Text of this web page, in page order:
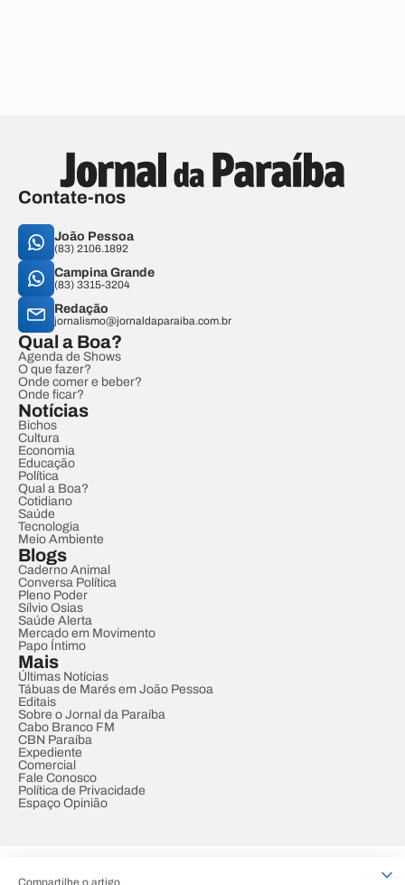
Compartilhe o artigo
Contate-nos
João Pessoa
(83) 2106.1892
Campina Grande
(83) 3315-3204
Redação
jornalismo@jornaldaparaiba.com.br
Qual a Boa?
Agenda de Shows
O que fazer?
Onde comer e beber?
Onde ficar?
Notícias
Bichos
Cultura
Economia
Educação
Política
Qual a Boa?
Cotidiano
Saúde
Tecnologia
Meio Ambiente
Blogs
Caderno Animal
Conversa Política
Pleno Poder
Sílvio Osias
Saúde Alerta
Mercado em Movimento
Papo Íntimo
Mais
Últimas Notícias
Tábuas de Marés em João Pessoa
Editais
Sobre o Jornal da Paraíba
Cabo Branco FM
CBN Paraíba
Expediente
Comercial
Fale Conosco
Política de Privacidade
Espaço Opinião